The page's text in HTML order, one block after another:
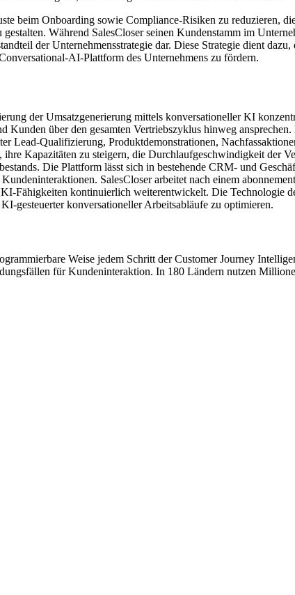
beim Onboarding sowie Compliance-Risiken zu reduzieren,
Während SalesCloser seinen Kundenstamm im
der Unternehmensstrategie dar. Diese Strategie dient dazu,
AI-Plattform des Unternehmens zu fördern.
der Umsatzgenerierung mittels konversationeller KI
Kunden über den gesamten Vertriebszyklus hinweg
Lead-Qualifizierung, Produktdemonstrationen,
Kapazitäten zu steigern, die Durchlaufgeschwindigkeit der
Die Plattform lässt sich in bestehende CRM- und
SalesCloser arbeitet nach einem
Fähigkeiten kontinuierlich weiterentwickelt. Die Technologie
gesteuerter konversationeller Arbeitsabläufe zu optimieren.
Weise jedem Schritt der Customer Journey
für Kundeninteraktion. In 180 Ländern nutzen